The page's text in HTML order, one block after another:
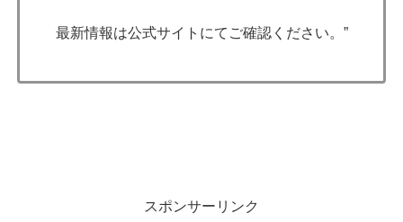
最新情報は公式サイトにてご確認ください。”
スポンサーリンク